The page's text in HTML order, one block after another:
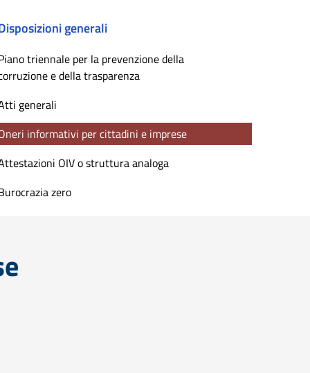
generali
triennale per la prevenzione della
e della trasparenza
generali
informativi per cittadini e imprese
OIV o struttura analoga
zero